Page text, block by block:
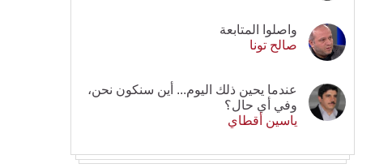
واصلوا المتابعة
صالح تونا
عندما يحين ذلك اليوم... أين سنكون نحن،
وفي أي حال؟
ياسين أقطاي